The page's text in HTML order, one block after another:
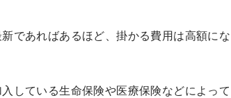
であればあるほど、掛かる費用は高額にな
している生命保険や医療保険などによって